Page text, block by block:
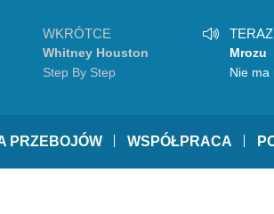
WKRÓTCE
Whitney Houston
Step By Step
Mrozu
Nie ma
PRZEBOJÓW WSPÓŁPRACA